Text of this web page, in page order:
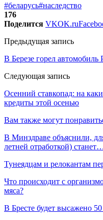
#беларусь#наследство
176
Поделится VKOK.ru
Предыдущая запись
В Березе горел автомобиль
Следующая запись
Осенний ставкопад: на
кредиты этой осенью
Вам также могут
В Минздраве объяснили,
летней отработкой)
Тунеядцам и релокантам
Что происходит с
мяса?
В Бресте будет высажено